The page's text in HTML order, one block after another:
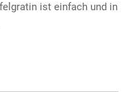
ist einfach und in